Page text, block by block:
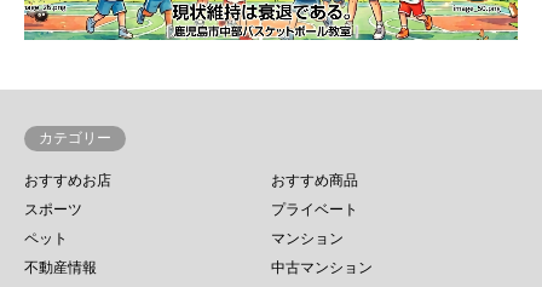
カテゴリー
おすすめお店
おすすめ商品
スポーツ
プライベート
ペット
マンション
不動産情報
中古マンション